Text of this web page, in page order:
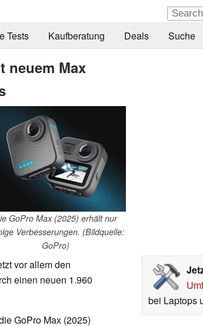
Tests Kaufberatung Deals Suche
neuem Max
GoPro Max (2025) erhält nur
Verbesserungen. (Bildquelle:
GoPro)
bei Laptops
vor allem den
einen neuen 1.960
GoPro Max (2025)